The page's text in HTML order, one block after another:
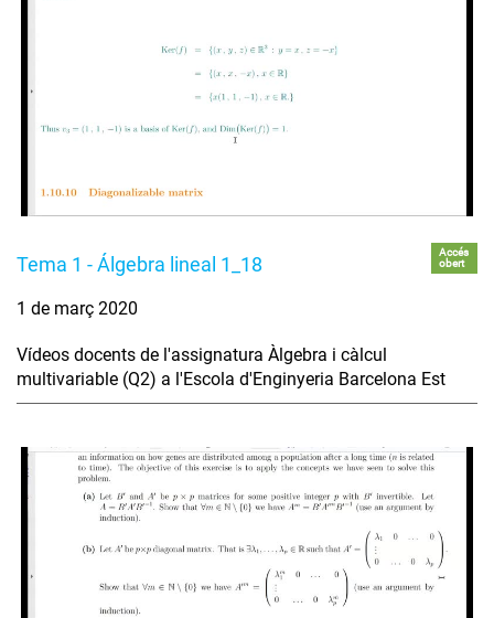
Tema 1 - Álgebra lineal 1_18
Accés
obert
1 de març 2020
Vídeos docents de l'assignatura Àlgebra i càlcul
multivariable (Q2) a l'Escola d'Enginyeria Barcelona Est